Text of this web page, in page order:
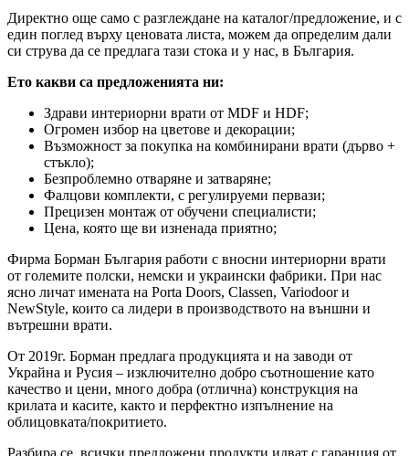
Директно още само с разглеждане на каталог/предложение, и с
един поглед върху ценовата листа, можем да определим дали
си струва да се предлага тази стока и у нас, в България.
Ето какви са предложенията ни:
Здрави интериорни врати от MDF и HDF;
Огромен избор на цветове и декорации;
Възможност за покупка на комбинирани врати (дърво +
стъкло);
Безпроблемно отваряне и затваряне;
Фалцови комплекти, с регулируеми первази;
Прецизен монтаж от обучени специалисти;
Цена, която ще ви изненада приятно;
Фирма Борман България работи с вносни интериорни врати
от големите полски, немски и украински фабрики. При нас
ясно личат имената на Porta Doors, Classen, Variodoor и
NewStyle, които са лидери в производството на външни и
вътрешни врати.
От 2019г. Борман предлага продукцията и на заводи от
Украйна и Русия – изключително добро съотношение като
качество и цени, много добра (отлична) конструкция на
крилата и касите, както и перфектно изпълнение на
облицовката/покритието.
Разбира се, всички предложени продукти идват с гаранция от